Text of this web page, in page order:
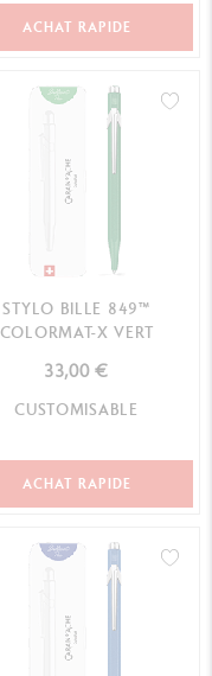
ACHAT RAPIDE
STYLO BILLE 849™
COLORMAT-X VERT
33,00 €
CUSTOMISABLE
ACHAT RAPIDE